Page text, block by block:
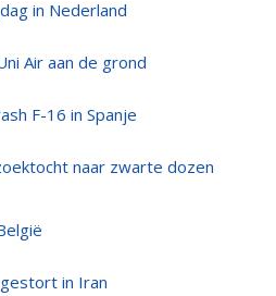
in Nederland
Air aan de grond
F-16 in Spanje
naar zwarte dozen
in Iran